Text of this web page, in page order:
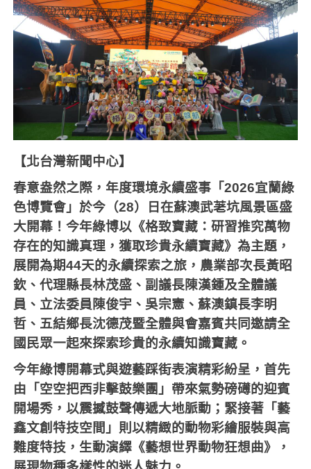
【北台灣新聞中心】
春意盎然之際，年度環境永續盛事「2026宜蘭綠
色博覽會」於今（28）日在蘇澳武荖坑風景區盛
大開幕！今年綠博以《格致寶藏：研習推究萬物
存在的知識真理，獲取珍貴永續寶藏》為主題，
展開為期44天的永續探索之旅，農業部次長黃昭
欽、代理縣長林茂盛、副議長陳漢鍾及全體議
員、立法委員陳俊宇、吳宗憲、蘇澳鎮長李明
哲、五結鄉長沈德茂暨全體與會嘉賓共同邀請全
國民眾一起來探索珍貴的永續知識寶藏。
今年綠博開幕式與遊藝踩街表演精彩紛呈，首先
由「空空把西非擊鼓樂團」帶來氣勢磅礡的迎賓
開場秀，以震撼鼓聲傳遞大地脈動；緊接著「藝
鑫文創特技空間」則以精緻的動物彩繪服裝與高
難度特技，生動演繹《藝想世界動物狂想曲》，